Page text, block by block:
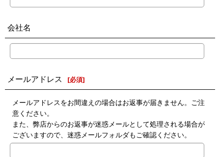
会社名
メールアドレス [必須]
メールアドレスをお間違えの場合はお返事が届きません。ご注
意ください。
また、弊店からのお返事が迷惑メールとして処理される場合が
ございますので、迷惑メールフォルダもご確認ください。